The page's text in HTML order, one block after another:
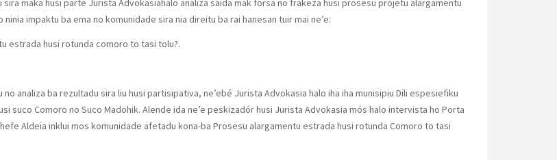
maka husi parte Jurista Advokasiahalo analiza saida mak forsa no frakeza husi prosesu projetu alargamentu
impaktu ba ema no komunidade sira nia direitu ba rai hanesan tuir mai ne’e:
estrada husi rotunda comoro to tasi tolu?.
analiza ba rezultadu sira liu husi partisipativa, ne’ebé Jurista Advokasia halo iha iha munisipiu Dili espesiefiku
suco Comoro no Suco Madohik. Alende ida ne’e peskizadór husi Jurista Advokasia mós halo intervista ho Porta
Aldeia inklui mos komunidade afetadu kona-ba Prosesu alargamentu estrada husi rotunda Comoro to tasi